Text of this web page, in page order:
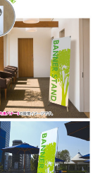
鍋
まい・暮らし
地域・観光
法